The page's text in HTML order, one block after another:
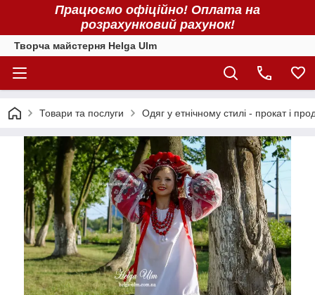
Працюємо офіційно! Оплата на
розрахунковий рахунок!
Творча майстерня Helga Ulm
Товари та послуги Одяг у етнічному стилі - прокат і